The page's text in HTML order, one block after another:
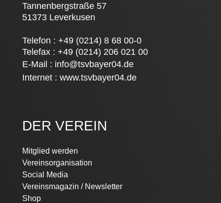
Tannenbergstraße 57
51373 Leverkusen
Telefon : +49 (0214) 8 68 00-0
Telefax : +49 (0214) 206 021 00
E-Mail : info@tsvbayer04.de
Internet : www.tsvbayer04.de
DER VEREIN
Mitglied werden
Vereinsorganisation
Social Media
Vereinsmagazin / Newsletter
Shop